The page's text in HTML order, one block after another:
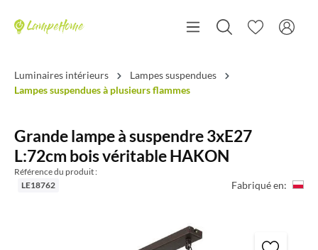
Luminaires intérieurs
Lampes suspendues
Lampes suspendues à plusieurs flammes
Grande lampe à suspendre 3xE27
L:72cm bois véritable HAKON
Référence du produit :
LE18762
Fabriqué en: